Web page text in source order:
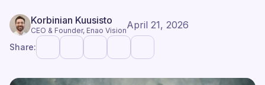
Korbinian Kuusisto
CEO & Founder, Enao VisionApril 21, 2026
Share: